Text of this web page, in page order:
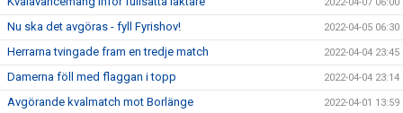
Nu ska det avgöras - fyll Fyrishov! 2022-04-05 06:30
Herrarna tvingade fram en tredje match 2022-04-04 23:45
Damerna föll med flaggan i topp 2022-04-04 23:14
Avgörande kvalmatch mot Borlänge 2022-04-01 13:59